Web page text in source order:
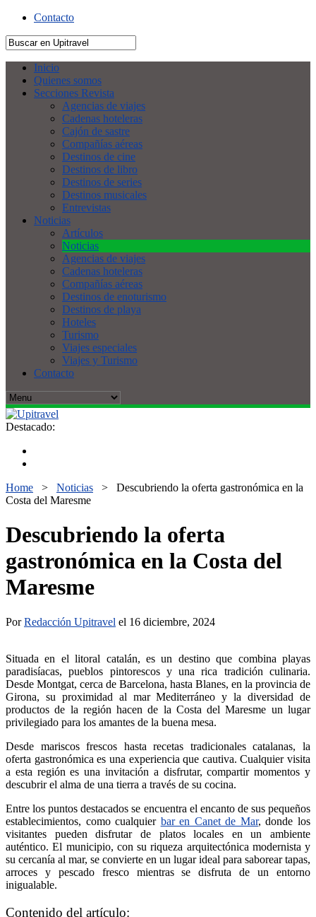
Contacto
Inicio
Quienes somos
Secciones Revista
Agencias de viajes
Cadenas hoteleras
Cajón de sastre
Compañías aéreas
Destinos de cine
Destinos de libro
Destinos de series
Destinos musicales
Entrevistas
Noticias
Artículos
Noticias
Agencias de viajes
Cadenas hoteleras
Compañías aéreas
Destinos de enoturismo
Destinos de playa
Hoteles
Turismo
Viajes especiales
Viajes y Turismo
Contacto
Destacado:
Home > Noticias > Descubriendo la oferta gastronómica en la
Costa del Maresme
Descubriendo la oferta
gastronómica en la Costa del
Maresme
PorRedacción Upitravel el 16 diciembre, 2024
Situada en el litoral catalán, es un destino que combina playas
paradisíacas, pueblos pintorescos y una rica tradición culinaria.
Desde Montgat, cerca de Barcelona, hasta Blanes, en la provincia de
Girona, su proximidad al mar Mediterráneo y la diversidad de
productos de la región hacen de la Costa del Maresme un lugar
privilegiado para los amantes de la buena mesa.
Desde mariscos frescos hasta recetas tradicionales catalanas, la
oferta gastronómica es una experiencia que cautiva. Cualquier visita
a esta región es una invitación a disfrutar, compartir momentos y
descubrir el alma de una tierra a través de su cocina.
Entre los puntos destacados se encuentra el encanto de sus pequeños
establecimientos, como cualquier bar en Canet de Mar, donde los
visitantes pueden disfrutar de platos locales en un ambiente
auténtico. El municipio, con su riqueza arquitectónica modernista y
su cercanía al mar, se convierte en un lugar ideal para saborear tapas,
arroces y pescado fresco mientras se disfruta de un entorno
inigualable.
Contenido del artículo: